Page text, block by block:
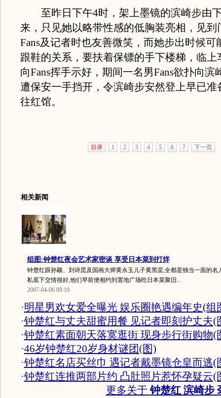
至昨日下午4时，架上墨镜的滨崎步由
来，只见她以略带性感的低胸装亮相，见到
Fans及记者时也友善微笑，而她步出时候可
跟鞋的关系，要扶着保镖的手下楼梯，临上
向Fans挥手示好，期间一名男Fans欲扑向滨
遭保安一手挡开，令滨崎步安然登上早已准
往红馆。
目录 1 2 3 4 5 6 7 下一页
相关新闻
组图:钟楚红夜会艺术家密谈 享受日本菜到打烊
钟楚红跟孙颖、刘诗昆及国画大师黄永玉儿子黄黑蛮,全都是独当一面的名
私底下交情很好,他们早前便相约到置地广场吃日本菜聚旧...
2007-04-06 09:19
·明星男欢女爱全曝光 娱乐圈艳遇编年史(组
·钟楚红与丈夫甜蜜用餐 见记者即刻护丈夫(
·钟楚红素面朝天落寞逛街 现身步行街购物(
·46岁钟楚红20岁身材谜团(图)
·钟楚红名店买丝巾 遇记者戴墨镜仓皇而逃(
·钟楚红连推两部片约 凸肚照片惹怀孕疑云(
更多关于钟楚红 滨崎步